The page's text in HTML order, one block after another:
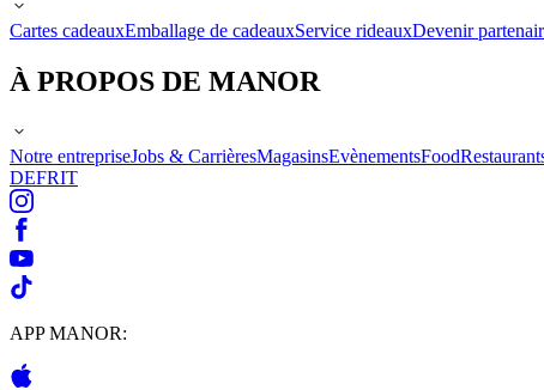
Cartes cadeauxEmballage de cadeauxService rideauxDevenir
À PROPOS DE MANOR
Notre entrepriseJobs & CarrièresMagasinsEvènementsFood
DEFRIT
APP MANOR: